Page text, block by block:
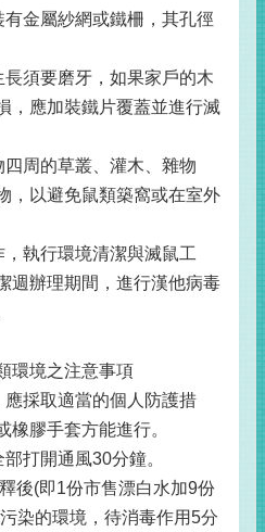
金屬紗網或鐵柵，其孔徑
須要磨牙，如果家戶的木
，應加裝鐵片覆蓋並進行滅
周的草叢、灌木、雜物
，以避免鼠類築窩或在室外
執行環境清潔與滅鼠工
週辦理期間，進行漢他病毒
環境之注意事項
採取適當的個人防護措
橡膠手套方能進行。
打開通風30分鐘。
後(即1份市售漂白水加9份
染的環境，待消毒作用5分